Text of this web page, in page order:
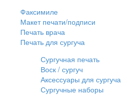
Факсимиле
Макет печати/подписи
Печать врача
Печать для сургуча
Сургучная печать
Воск / сургуч
Аксессуары для сургуча
Сургучные наборы